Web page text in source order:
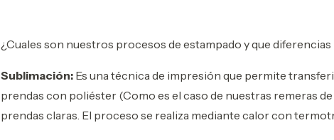
¿Cuales son nuestros procesos de estampado y que
Sublimación: Es una técnica de impresión que permite
prendas con poliéster (Como es el caso de nuestras remeras de
prendas claras. El proceso se realiza mediante calor con